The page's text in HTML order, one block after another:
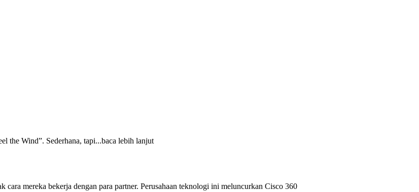
the Wind”. Sederhana, tapi...baca lebih lanjut
mereka bekerja dengan para partner. Perusahaan teknologi ini meluncurkan Cisco 360